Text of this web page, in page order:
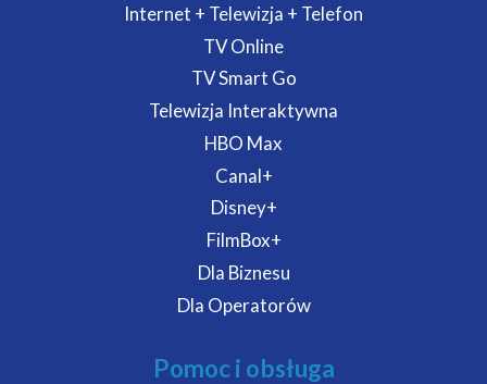
Internet + Telewizja + Telefon
TV Online
TV Smart Go
Telewizja Interaktywna
HBO Max
Canal+
Disney+
FilmBox+
Dla Biznesu
Dla Operatorów
Pomoc i obsługa